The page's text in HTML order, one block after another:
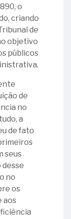
o
criando
de
objetivo
públicos
de
no
a
de fato
seus
desse
no
os
aos